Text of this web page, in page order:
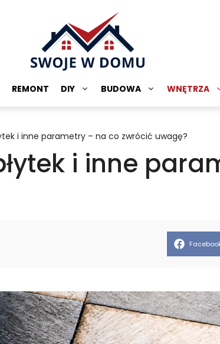
REMONT DIY BUDOWA WNĘTRZA
i inne parametry – na co zwrócić uwagę?
i inne
Share
on